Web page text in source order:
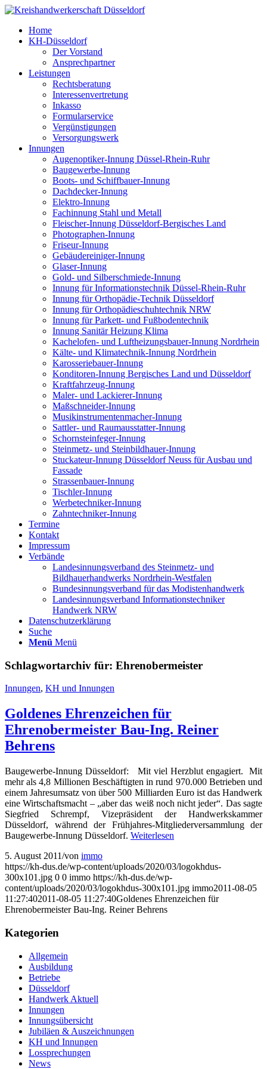
Home
KH-Düsseldorf
Der Vorstand
Ansprechpartner
Leistungen
Rechtsberatung
Interessenvertretung
Inkasso
Formularservice
Vergünstigungen
Versorgungswerk
Innungen
Augenoptiker-Innung Düssel-Rhein-Ruhr
Baugewerbe-Innung
Boots- und Schiffbauer-Innung
Dachdecker-Innung
Elektro-Innung
Fachinnung Stahl und Metall
Fleischer-Innung Düsseldorf-Bergisches Land
Photographen-Innung
Friseur-Innung
Gebäudereiniger-Innung
Glaser-Innung
Gold- und Silberschmiede-Innung
Innung für Informationstechnik Düssel-Rhein-Ruhr
Innung für Orthopädie-Technik Düsseldorf
Innung für Orthopädieschuhtechnik NRW
Innung für Parkett- und Fußbodentechnik
Innung Sanitär Heizung Klima
Kachelofen- und Luftheizungsbauer-Innung Nordrhein
Kälte- und Klimatechnik-Innung Nordrhein
Karosseriebauer-Innung
Konditoren-Innung Bergisches Land und Düsseldorf
Kraftfahrzeug-Innung
Maler- und Lackierer-Innung
Maßschneider-Innung
Musikinstrumentenmacher-Innung
Sattler- und Raumausstatter-Innung
Schornsteinfeger-Innung
Steinmetz- und Steinbildhauer-Innung
Stuckateur-Innung Düsseldorf Neuss für Ausbau und
Fassade
Strassenbauer-Innung
Tischler-Innung
Werbetechniker-Innung
Zahntechniker-Innung
Termine
Kontakt
Impressum
Verbände
Landesinnungsverband des Steinmetz- und
Bildhauerhandwerks Nordrhein-Westfalen
Bundesinnungsverband für das Modistenhandwerk
Landesinnungsverband Informationstechniker
Handwerk NRW
Datenschutzerklärung
Suche
Menü Menü
Schlagwortarchiv für: Ehrenobermeister
Innungen, KH und Innungen
Goldenes Ehrenzeichen für
Ehrenobermeister Bau-Ing. Reiner
Behrens
Baugewerbe-Innung Düsseldorf: Mit viel Herzblut engagiert. Mit
mehr als 4,8 Millionen Beschäftigten in rund 970.000 Betrieben und
einem Jahresumsatz von über 500 Milliarden Euro ist das Handwerk
eine Wirtschaftsmacht – „aber das weiß noch nicht jeder“. Das sagte
Siegfried Schrempf, Vizepräsident der Handwerkskammer
Düsseldorf, während der Frühjahres-Mitgliederversammlung der
Baugewerbe-Innung Düsseldorf. Weiterlesen
5. August 2011/von immo
https://kh-dus.de/wp-content/uploads/2020/03/logokhdus-
300x101.jpg 0 0 immo https://kh-dus.de/wp-
content/uploads/2020/03/logokhdus-300x101.jpg immo2011-08-05
11:27:402011-08-05 11:27:40Goldenes Ehrenzeichen für
Ehrenobermeister Bau-Ing. Reiner Behrens
Kategorien
Allgemein
Ausbildung
Betriebe
Düsseldorf
Handwerk Aktuell
Innungen
Innungsübersicht
Jubiläen & Auszeichnungen
KH und Innungen
Lossprechungen
News